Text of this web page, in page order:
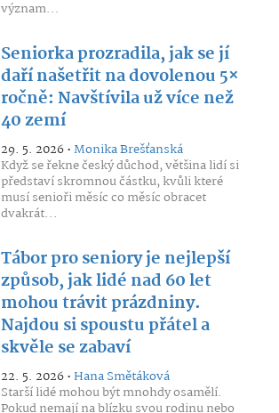
význam...
Seniorka prozradila, jak se jí
daří našetřit na dovolenou 5×
ročně: Navštívila už více než
40 zemí
29. 5. 2026 •Monika Brešťanská
Když se řekne český důchod, většina lidí si
představí skromnou částku, kvůli které
musí senioři měsíc co měsíc obracet
dvakrát...
Tábor pro seniory je nejlepší
způsob, jak lidé nad 60 let
mohou trávit prázdniny.
Najdou si spoustu přátel a
skvěle se zabaví
22. 5. 2026 •Hana Smětáková
Starší lidé mohou být mnohdy osamělí.
Pokud nemají na blízku svou rodinu nebo